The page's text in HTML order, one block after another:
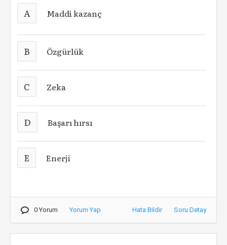
A Maddi kazanç
B Özgürlük
C Zeka
D Başarı hırsı
E Enerji
0 Yorum Yorum Yap Hata Bildir Soru Detay